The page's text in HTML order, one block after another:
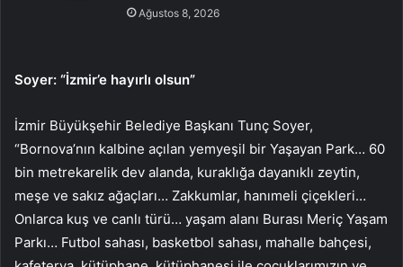
Ağustos 8, 2026
Soyer: “İzmir’e hayırlı olsun”
İzmir Büyükşehir Belediye Başkanı Tunç Soyer,
“Bornova’nın kalbine açılan yemyeşil bir Yaşayan Park… 60
bin metrekarelik dev alanda, kuraklığa dayanıklı zeytin,
meşe ve sakız ağaçları… Zakkumlar, hanımeli çiçekleri…
Onlarca kuş ve canlı türü… yaşam alanı Burası Meriç Yaşam
Parkı… Futbol sahası, basketbol sahası, mahalle bahçesi,